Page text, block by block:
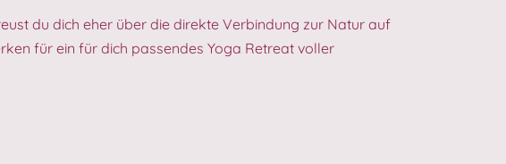
du dich eher über die direkte Verbindung zur Natur auf
für ein für dich passendes Yoga Retreat voller